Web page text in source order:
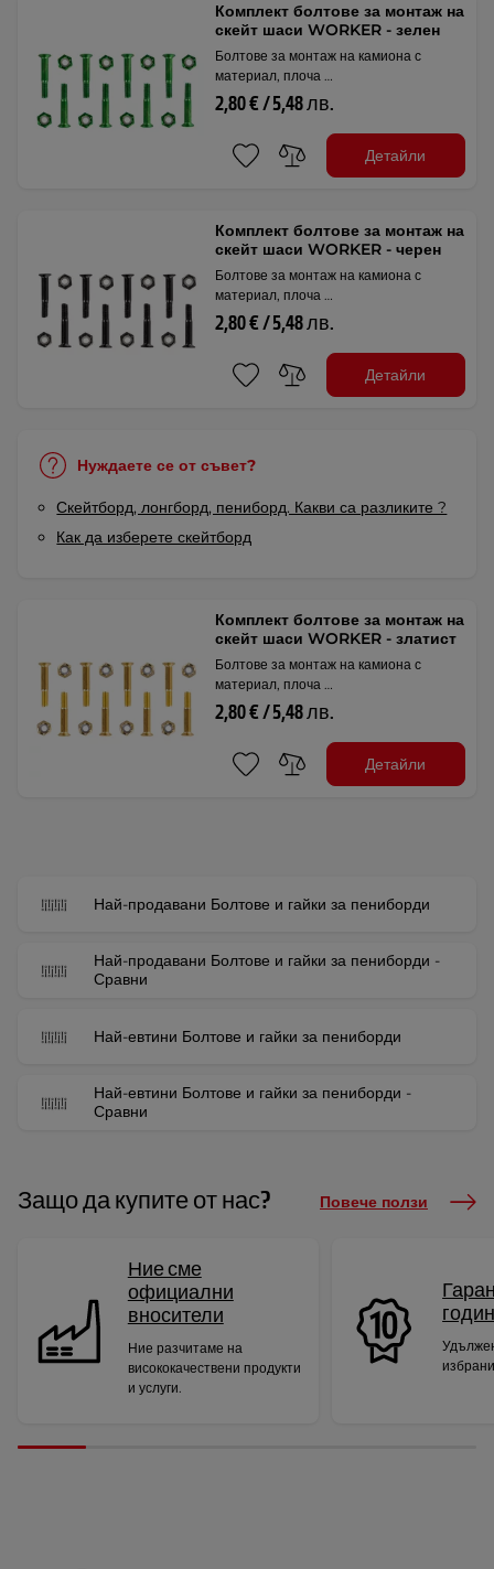
Комплект болтове за монтаж на
скейт шаси WORKER - зелен
Болтове за монтаж на камиона с
материал, плоча …
2,80 € / 5,48 лв.
Детайли
Комплект болтове за монтаж на
скейт шаси WORKER - черен
Болтове за монтаж на камиона с
материал, плоча …
2,80 € / 5,48 лв.
Детайли
Нуждаете се от съвет?
Скейтборд, лонгборд, пениборд. Какви са разликите ?
Как да изберете скейтборд
Комплект болтове за монтаж на
скейт шаси WORKER - златист
Болтове за монтаж на камиона с
материал, плоча …
2,80 € / 5,48 лв.
Детайли
Най-продавани Болтове и гайки за пениборди
Най-продавани Болтове и гайки за пениборди -
Сравни
Най-евтини Болтове и гайки за пениборди
Най-евтини Болтове и гайки за пениборди -
Сравни
Защо да купите от нас? Повече ползи
Ние сме
официални
вносители
Ние разчитаме на
висококачествени продукти
и услуги.